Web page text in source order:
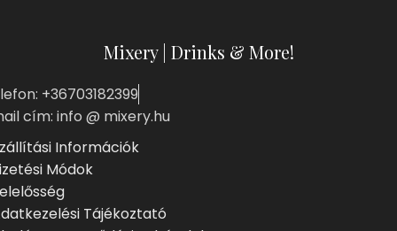
Mixery | Drinks & More!
+36703182399
cím: info @ mixery.hu
Információk
Módok
Tájékoztató